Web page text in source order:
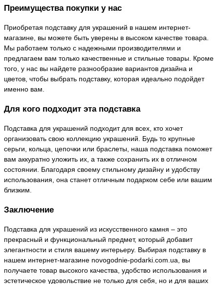
Преимущества покупки у нас
Приобретая подставку для украшений в нашем интернет-
магазине, вы можете быть уверены в высоком качестве товара.
Мы работаем только с надежными производителями и
предлагаем вам только качественные и стильные товары. Кроме
того, у нас вы найдете разнообразие вариантов дизайна и
цветов, чтобы выбрать подставку, которая идеально подойдет
именно вам.
Для кого подходит эта подставка
Подставка для украшений подходит для всех, кто хочет
организовать свою коллекцию украшений. Будь то крупные
серьги, кольца, цепочки или браслеты, наша подставка поможет
вам аккуратно уложить их, а также сохранить их в отличном
состоянии. Благодаря своему стильному дизайну и удобству
использования, она станет отличным подарком себе или вашим
близким.
Заключение
Подставка для украшений из искусственного камня – это
прекрасный и функциональный предмет, который добавит
элегантности и стиля вашему интерьеру. Выбирая подставку в
нашем интернет-магазине novogodnie-podarki.com.ua, вы
получаете товар высокого качества, удобство использования и
эстетическое удовольствие не только для себя, но и для ваших